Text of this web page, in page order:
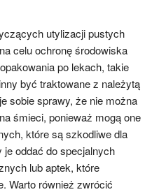
utylizacji pustych
celu ochronę środowiska
po lekach, takie
być traktowane z należytą
sobie sprawy, że nie można
śmieci, ponieważ mogą one
które są szkodliwe dla
oddać do specjalnych
lub aptek, które
Warto również zwrócić